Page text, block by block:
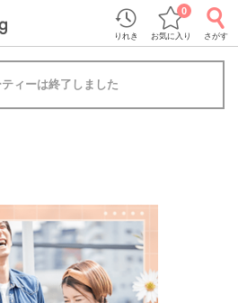
りれき お気に入り
0
さがす
ィーは終了しました